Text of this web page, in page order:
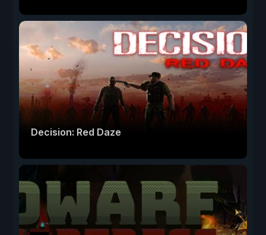
Decision: Red Daze